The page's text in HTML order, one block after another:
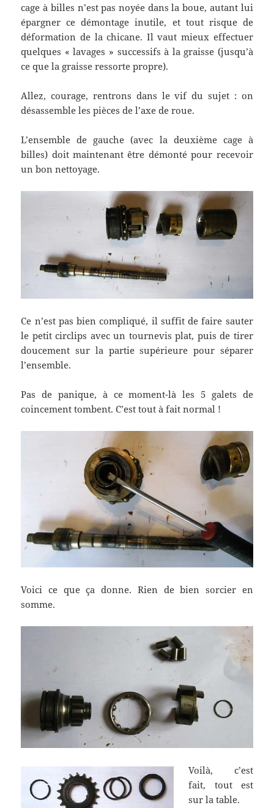
cage à billes n’est pas noyée dans la boue, autant lui
épargner ce démontage inutile, et tout risque de
déformation de la chicane. Il vaut mieux effectuer
quelques « lavages » successifs à la graisse (jusqu’à
ce que la graisse ressorte propre).
Allez, courage, rentrons dans le vif du sujet : on
désassemble les pièces de l’axe de roue.
L’ensemble de gauche (avec la deuxième cage à
billes) doit maintenant être démonté pour recevoir
un bon nettoyage.
Ce n’est pas bien compliqué, il suffit de faire sauter
le petit circlips avec un tournevis plat, puis de tirer
doucement sur la partie supérieure pour séparer
l’ensemble.
Pas de panique, à ce moment-là les 5 galets de
coincement tombent. C’est tout à fait normal !
Voici ce que ça donne. Rien de bien sorcier en
somme.
Voilà, c’est
fait, tout est
sur la table.